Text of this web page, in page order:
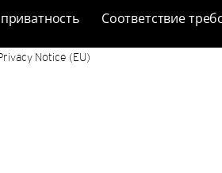
приватность Соответствие
Notice (EU)